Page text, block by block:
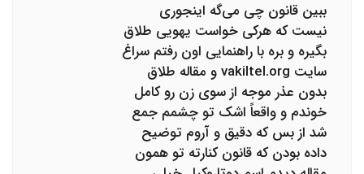
ببین قانون چی می‌گه اینجوری
نیست که هرکی خواست یهویی طلاق
بگیره و بره با راهنمایی اون رفتم سراغ
سایت vakiltel.org و مقاله طلاق
بدون عذر موجه از سوی زن رو کامل
خوندم و واقعاً اشک تو چشمم جمع
شد از بس که دقیق و آروم توضیح
داده بودن که قانون کنارته تو همون